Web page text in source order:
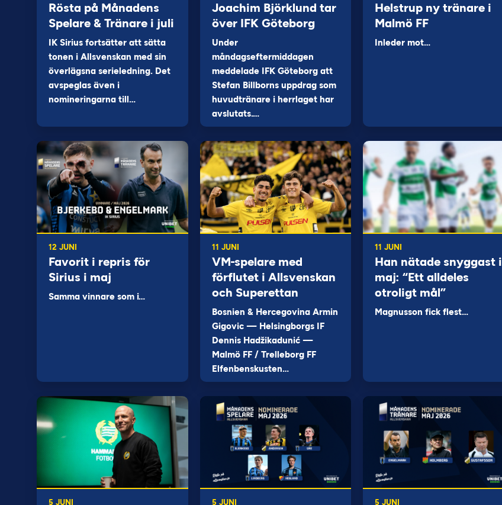
Rösta på Månadens
Spelare & Tränare i juli
IK Sirius fortsätter att sätta
tonen i Allsvenskan med sin
överlägsna serieledning. Det
avspeglas även i
nomineringarna till…
Joachim Björklund tar
över IFK Göteborg
Under
måndagseftermiddagen
meddelade IFK Göteborg att
Stefan Billborns uppdrag som
huvudtränare i herrlaget har
avslutats.…
Helstrup ny tränare i
Malmö FF
Inleder mot…
12 JUNI
Favorit i repris för
Sirius i maj
Samma vinnare som i…
11 JUNI
VM-spelare med
förflutet i Allsvenskan
och Superettan
Bosnien & Hercegovina Armin
Gigovic — Helsingborgs IF
Dennis Hadžikadunić —
Malmö FF / Trelleborg FF
Elfenbenskusten…
11 JUNI
Han nätade snyggast i
maj: “Ett alldeles
otroligt mål”
Magnusson fick flest…
5 JUNI 5 JUNI 5 JUNI